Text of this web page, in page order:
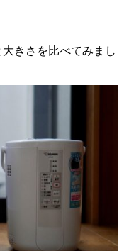
きさを比べてみまし